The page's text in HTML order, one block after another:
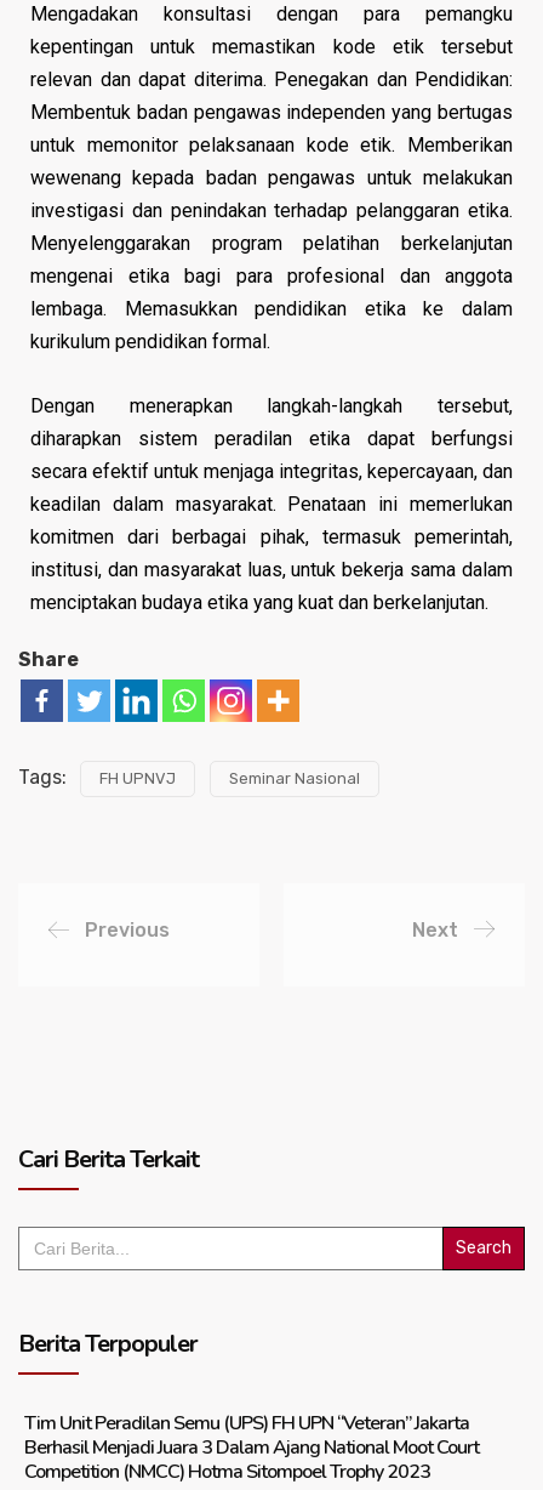
Mengadakan konsultasi dengan para pemangku
kepentingan untuk memastikan kode etik tersebut
relevan dan dapat diterima. Penegakan dan Pendidikan:
Membentuk badan pengawas independen yang bertugas
untuk memonitor pelaksanaan kode etik. Memberikan
wewenang kepada badan pengawas untuk melakukan
investigasi dan penindakan terhadap pelanggaran etika.
Menyelenggarakan program pelatihan berkelanjutan
mengenai etika bagi para profesional dan anggota
lembaga. Memasukkan pendidikan etika ke dalam
kurikulum pendidikan formal.
Dengan menerapkan langkah-langkah tersebut,
diharapkan sistem peradilan etika dapat berfungsi
secara efektif untuk menjaga integritas, kepercayaan, dan
keadilan dalam masyarakat. Penataan ini memerlukan
komitmen dari berbagai pihak, termasuk pemerintah,
institusi, dan masyarakat luas, untuk bekerja sama dalam
menciptakan budaya etika yang kuat dan berkelanjutan.
Share
Tags: FH UPNVJ Seminar Nasional
Previous Next
Cari Berita Terkait
Search
for:
Berita Terpopuler
Tim Unit Peradilan Semu (UPS) FH UPN “Veteran” Jakarta
Berhasil Menjadi Juara 3 Dalam Ajang National Moot Court
Competition (NMCC) Hotma Sitompoel Trophy 2023